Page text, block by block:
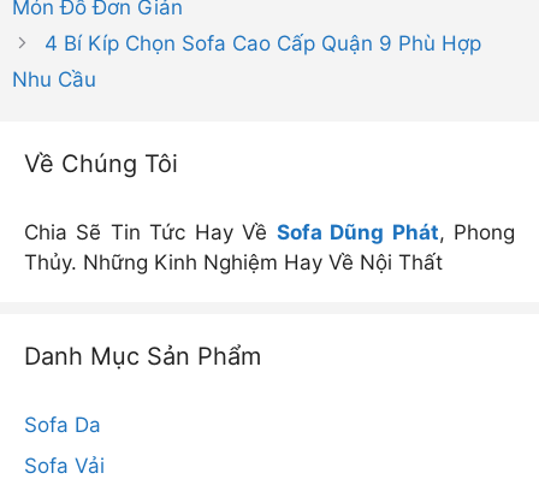
Món Đồ Đơn Giản
4 Bí Kíp Chọn Sofa Cao Cấp Quận 9 Phù Hợp
Nhu Cầu
Về Chúng Tôi
Chia Sẽ Tin Tức Hay Về Sofa Dũng Phát, Phong
Thủy. Những Kinh Nghiệm Hay Về Nội Thất
Danh Mục Sản Phẩm
Sofa Da
Sofa Vải